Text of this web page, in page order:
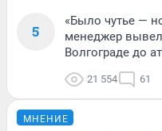
5
«Было чутье —
менеджер
Волгограде до
21 554 61
МНЕНИЕ